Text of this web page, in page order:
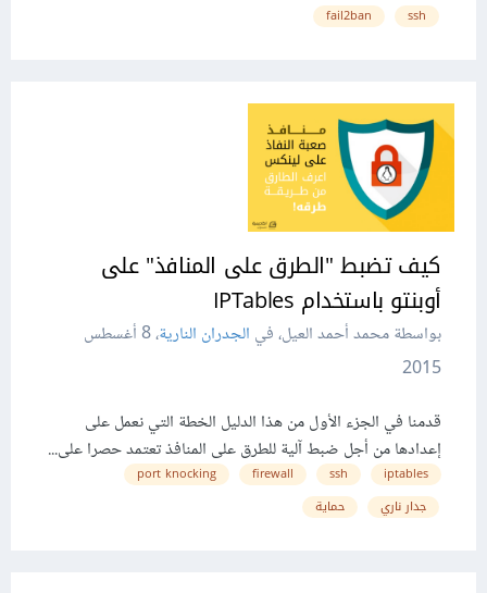
ssh
fail2ban
كيف تضبط "الطرق على المنافذ" على
أوبنتو باستخدام IPTables
بواسطة محمد أحمد العيل، في الجدران النارية،
8 أغسطس
2015
قدمنا في الجزء الأول من هذا الدليل الخطة التي نعمل على
إعدادها من أجل ضبط آلية للطرق على المنافذ تعتمد حصرا على...
iptables
ssh
firewall
port knocking
جدار ناري
حماية